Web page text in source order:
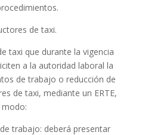
de taxi.
taxi que durante la vigencia
a la autoridad laboral la
de trabajo o reducción de
de taxi, mediante un ERTE,
trabajo: deberá presentar